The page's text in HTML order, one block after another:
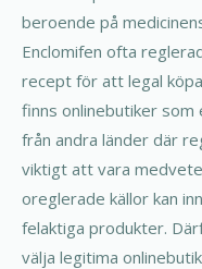
beroende på
Enclomifen ofta
recept för att legal
finns onlinebutiker
från andra länder där
viktigt att vara
oreglerade källor kan
felaktiga produkter.
välja legitima